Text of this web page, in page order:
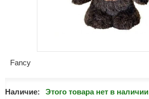
Fancy
Наличие: Этого товара нет в наличии